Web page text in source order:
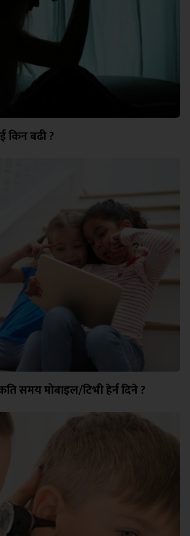
किन बढी ?
समय मोबाइल/टिभी हेर्न दिने ?